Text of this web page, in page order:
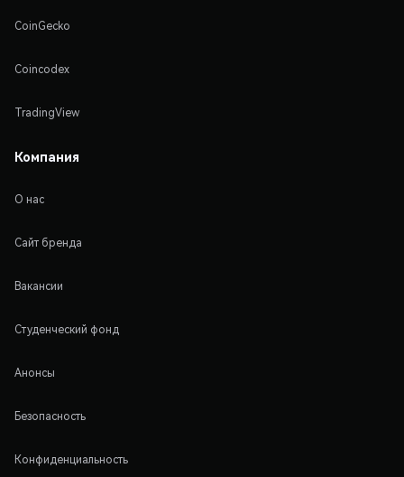
CoinGecko
Coincodex
TradingView
Компания
О нас
Сайт бренда
Вакансии
Студенческий фонд
Анонсы
Безопасность
Конфиденциальность